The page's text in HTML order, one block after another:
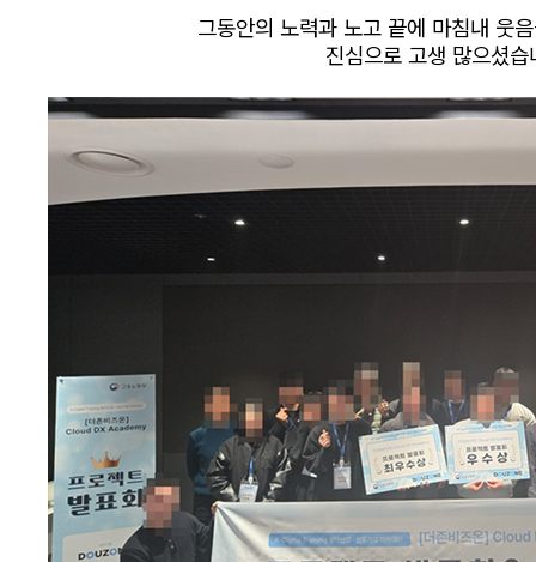
그동안의 노력과 노고 끝에 마침내 웃
진심으로 고생 많으셨습